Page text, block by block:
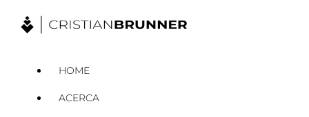
HOME
ACERCA